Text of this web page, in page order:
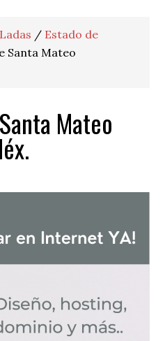
Ladas / Estado de
Santa Mateo
Mateo